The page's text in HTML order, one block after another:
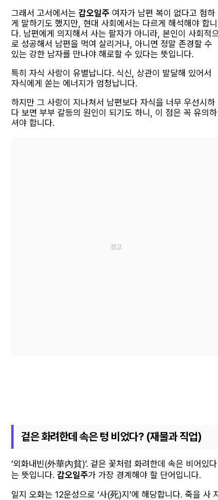
그래서 고서에서는 갑오일주 여자가 남편 복이 없다고 험하
게 말하기도 했지만, 현대 사회에서는 다르게 해석해야 합니
다. 남편에게 의지해서 사는 팔자가 아니라, 본인이 사회적
로 성공해서 남편을 먹여 살리거나, 아니면 정말 존경할 수
있는 강한 남자를 만나야 해로할 수 있다는 뜻입니다.
특히 자식 사랑이 유별납니다. 식신, 상관이 발달해 있어서
자식에게 쏟는 에너지가 엄청납니다.
하지만 그 사랑이 지나쳐서 남편보다 자식을 너무 우선시하
다 보면 부부 갈등의 원인이 되기도 하니, 이 점은 꼭 유의하
셔야 합니다.
겉은 화려한데 속은 텅 비었다? (재물과 직업)
‘외화내빈(外華內貧)’. 겉은 꽃처럼 화려한데 속은 비어있다
는 뜻입니다. 갑오일주가 가장 경계해야 할 단어입니다.
일지 오화는 12운성으로 ‘사(死)지’에 해당합니다. 죽을 사